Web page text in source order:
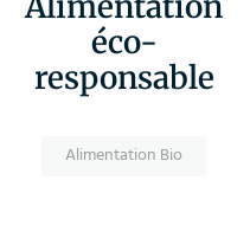
éco-
responsable
Alimentation Bio